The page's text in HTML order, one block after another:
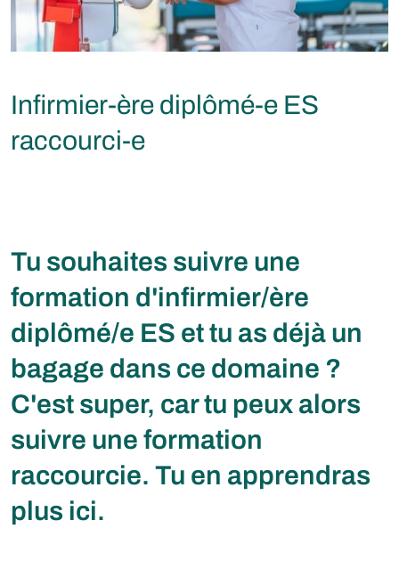
Infirmier-ère diplômé-e ES
raccourci-e
Tu souhaites suivre une
formation d'infirmier/ère
diplômé/e ES et tu as déjà un
bagage dans ce domaine ?
C'est super, car tu peux alors
suivre une formation
raccourcie. Tu en apprendras
plus ici.